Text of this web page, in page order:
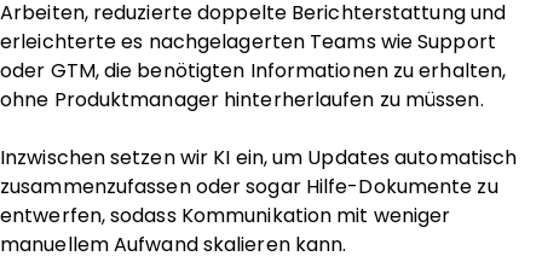
Arbeiten, reduzierte doppelte Berichterstattung und
erleichterte es nachgelagerten Teams wie Support
oder GTM, die benötigten Informationen zu erhalten,
ohne Produktmanager hinterherlaufen zu müssen.
Inzwischen setzen wir KI ein, um Updates automatisch
zusammenzufassen oder sogar Hilfe-Dokumente zu
entwerfen, sodass Kommunikation mit weniger
manuellem Aufwand skalieren kann.